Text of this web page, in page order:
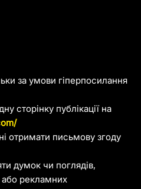
за умови гіперпосилання
сторінку публікації на
отримати письмову згоду
думок чи поглядів,
або рекламних